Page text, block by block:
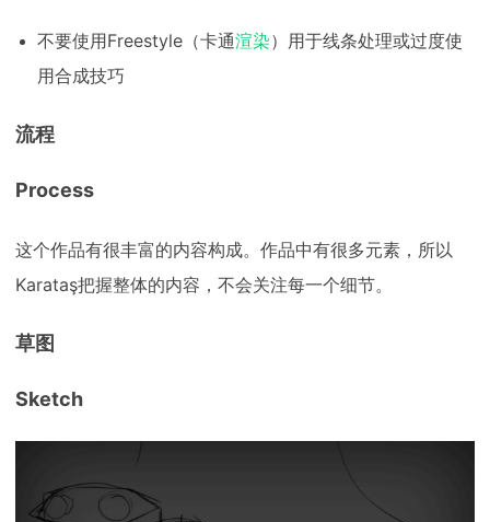
不要使用Freestyle（卡通渲染）用于线条处理或过度使
用合成技巧
流程
Process
这个作品有很丰富的内容构成。作品中有很多元素，所以
Karataş把握整体的内容，不会关注每一个细节。
草图
Sketch